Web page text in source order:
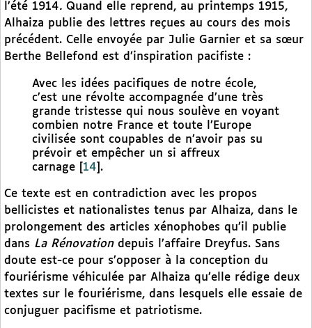
l’été 1914. Quand elle reprend, au printemps 1915,
Alhaiza publie des lettres reçues au cours des mois
précédent. Celle envoyée par Julie Garnier et sa sœur
Berthe Bellefond est d’inspiration pacifiste :
Avec les idées pacifiques de notre école,
c’est une révolte accompagnée d’une très
grande tristesse qui nous soulève en voyant
combien notre France et toute l’Europe
civilisée sont coupables de n’avoir pas su
prévoir et empêcher un si affreux
carnage
14 .
Ce texte est en contradiction avec les propos
bellicistes et nationalistes tenus par Alhaiza, dans le
prolongement des articles xénophobes qu’il publie
dans La Rénovation depuis l’affaire Dreyfus. Sans
doute est-ce pour s’opposer à la conception du
fouriérisme véhiculée par Alhaiza qu’elle rédige deux
textes sur le fouriérisme, dans lesquels elle essaie de
conjuguer pacifisme et patriotisme.